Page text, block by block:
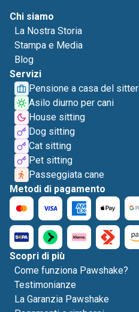
Chi siamo
La Nostra Storia
Stampa e Media
Blog
Servizi
Pensione a casa del sitter
Asilo diurno per cani
House sitting
Dog sitting
Cat sitting
Pet sitting
Passeggiata cane
Metodi di pagamento
Scopri di più
Come funziona Pawshake?
Testimonianze
La Garanzia Pawshake